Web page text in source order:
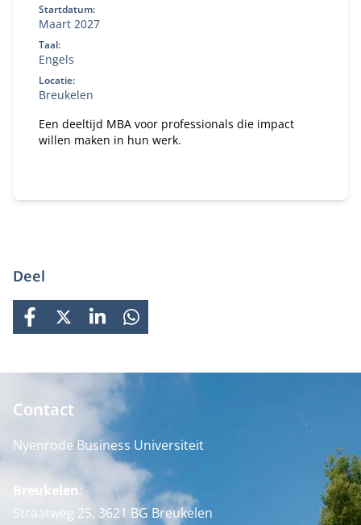
Startdatum:
Maart 2027
Taal:
Engels
Locatie:
Breukelen
Een deeltijd MBA voor professionals die impact
willen maken in hun werk.
Deel
FACEBOOK
X LINKEDINWHATSAPP
Contact
Nyenrode Business Universiteit
Breukelen:
Straatweg 25, 3621 BG Breukelen